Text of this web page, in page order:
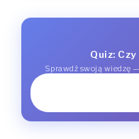
Quiz:
Sprawdź swoją wiedzę